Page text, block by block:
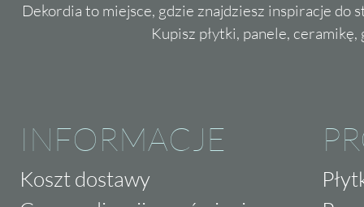
Dekordia to miejsce, gdzie znajdziesz inspiracje do
Kupisz płytki, panele,
INFORMACJE
Koszt dostawy